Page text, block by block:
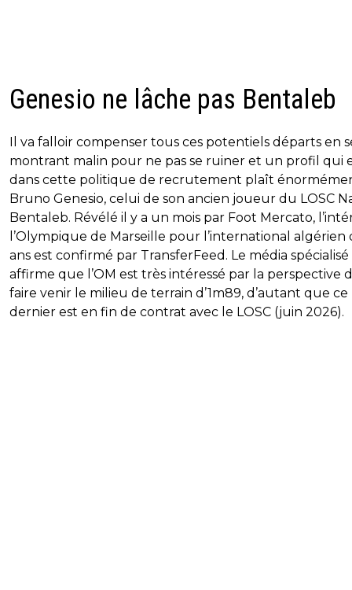
Genesio ne lâche pas Bentaleb
Il va falloir compenser tous ces potentiels départs en
montrant malin pour ne pas se ruiner et un profil qui
dans cette politique de recrutement plaît
Bruno Genesio, celui de son ancien joueur du LOSC
Bentaleb. Révélé il y a un mois par Foot Mercato,
l’Olympique de Marseille pour l’international algérien
ans est confirmé par TransferFeed. Le média spécialisé
affirme que l’OM est très intéressé par la perspective
faire venir le milieu de terrain d’1m89, d’autant que ce
dernier est en fin de contrat avec le LOSC (juin 2026).